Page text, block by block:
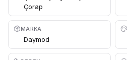
Çorap
MARKA
Daymod